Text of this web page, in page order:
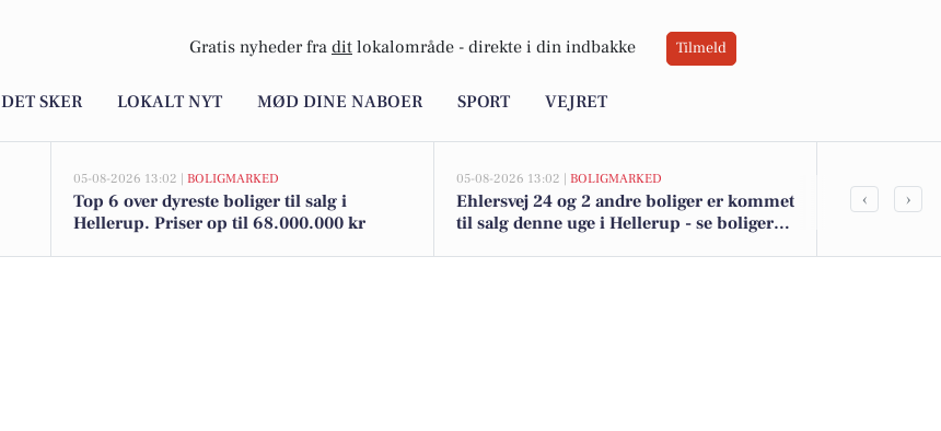
Gratis nyheder fra dit lokalområde - direkte i din indbakke Tilmeld
DET SKER LOKALT NYT MØD DINE NABOER SPORT VEJRET
05-08-2026 13:02 | BOLIGMARKED
Top 6 over dyreste boliger til salg i
Hellerup. Priser op til 68.000.000 kr
05-08-2026 13:02 | BOLIGMARKED
Ehlersvej 24 og 2 andre boliger er kommet
til salg denne uge i Hellerup - se boligerne
80-årig
‹ ›